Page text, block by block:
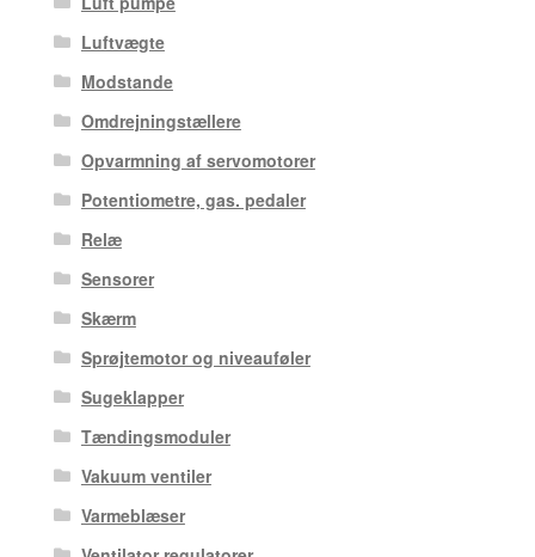
Luftvægte
Modstande
Omdrejningstællere
Opvarmning af servomotorer
Potentiometre, gas. pedaler
Relæ
Sensorer
Skærm
Sprøjtemotor og niveauføler
Sugeklapper
Tændingsmoduler
Vakuum ventiler
Varmeblæser